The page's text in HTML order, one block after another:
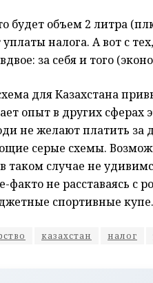
будет объем 2 литра
уплаты налога. А вот с
за себя и того
для Казахстана
опыт в других сферах
не желают платить
серые схемы.
таком случае не
факто не расставаясь
спортивные купе.
казахстан налог